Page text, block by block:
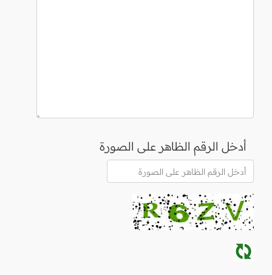
أدخل الرقم الظاهر على الصورة